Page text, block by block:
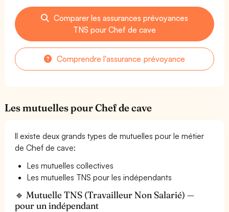
Comparer les assurances prévoyances
TNS pour Chef de cave
Comprendre l'assurance prévoyance
Les mutuelles pour Chef de cave
Il existe deux grands types de mutuelles pour le métier
de Chef de cave:
Les mutuelles collectives
Les mutuelles TNS pour les indépendants
🔹 Mutuelle TNS (Travailleur Non Salarié) —
pour un indépendant